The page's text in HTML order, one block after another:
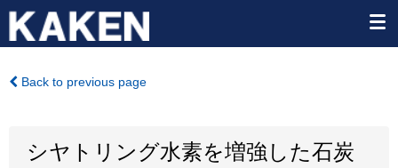
Back to previous page
シヤトリング水素を増強した石炭